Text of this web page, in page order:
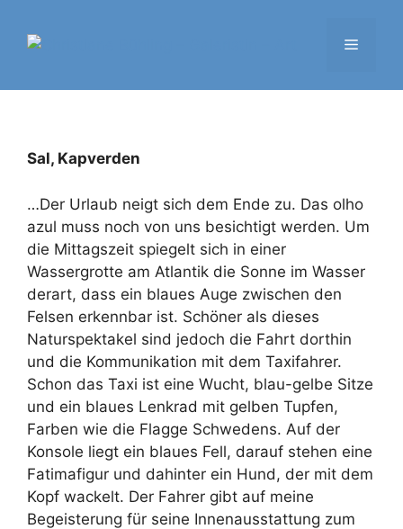
Inhalt
Menü
Sal, Kapverden
…Der Urlaub neigt sich dem Ende zu. Das olho
azul muss noch von uns besichtigt werden. Um
die Mittagszeit spiegelt sich in einer
Wassergrotte am Atlantik die Sonne im Wasser
derart, dass ein blaues Auge zwischen den
Felsen erkennbar ist. Schöner als dieses
Naturspektakel sind jedoch die Fahrt dorthin
und die Kommunikation mit dem Taxifahrer.
Schon das Taxi ist eine Wucht, blau-gelbe Sitze
und ein blaues Lenkrad mit gelben Tupfen,
Farben wie die Flagge Schwedens. Auf der
Konsole liegt ein blaues Fell, darauf stehen eine
Fatimafigur und dahinter ein Hund, der mit dem
Kopf wackelt. Der Fahrer gibt auf meine
Begeisterung für seine Innenausstattung zum